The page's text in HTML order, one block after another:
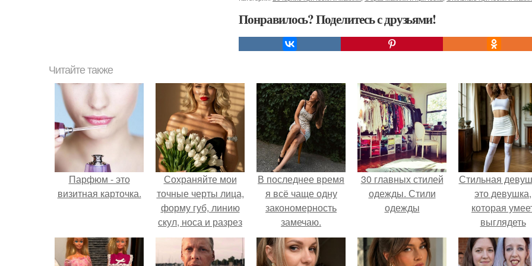
Понравилось? Поделитесь с друзьями!
Читайте также
Парфюм - это
визитная карточка.
Сохраняйте мои
точные черты лица,
форму губ, линию
скул, носа и разрез
глаз.
В последнее время
я всё чаще одну
закономерность
замечаю.
30 главных стилей
одежды. Стили
одежды
Стильная
это девушка,
которая
выглядеть
элегантно в